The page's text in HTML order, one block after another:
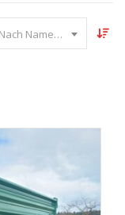
Nach Name sortieren